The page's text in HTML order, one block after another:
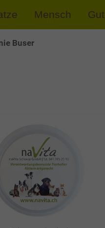
Mensch
Buser